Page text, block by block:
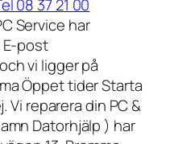
08 37 21 00
Service har
E-post
vi ligger på
Öppet tider Starta
Vi reparera din PC &
Datorhjälp ) har